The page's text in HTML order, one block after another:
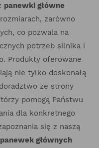
panewki główne
zarówno
co pozwala na
potrzeb silnika i
Produkty oferowane
nie tylko doskonałą
ze strony
pomogą Państwu
dla konkretnego
się z naszą
panewek głównych